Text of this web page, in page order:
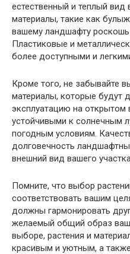
естественный и теплый
материалы, такие как
вашему ландшафту роскошь
Пластиковые и
более доступными и
Кроме того, не забывайте
материалы, которые будут
эксплуатацию на
устойчивыми к солнечным
погодным условиям.
долговечность
внешний вид вашего участка.
Помните, что выбор
соответствовать вашим
должны гармонировать
желаемый общий образ
выборе, растения и
красивым и уютным, а